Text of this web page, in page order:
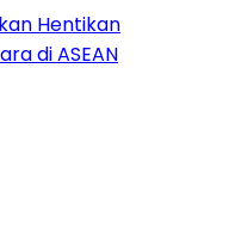
Hentikan
di ASEAN